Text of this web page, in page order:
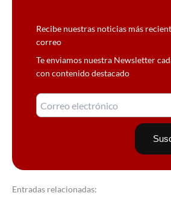
Recibe nuestras noticias más
correo
Te enviamos nuestra Newsletter
con contenido destacado
Entradas relacionadas: